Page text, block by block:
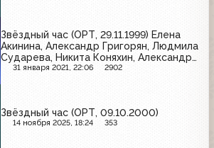
Звёздный час (ОРТ, 29.11.1999) Елена
Акинина, Александр Григорян, Людмила
Сударева, Никита Коняхин, Александра
Трищенкова, Валентина Кустова
31 января 2021, 22:06 2902
Звёздный час (ОРТ, 09.10.2000)
14 ноября 2025, 18:24 353